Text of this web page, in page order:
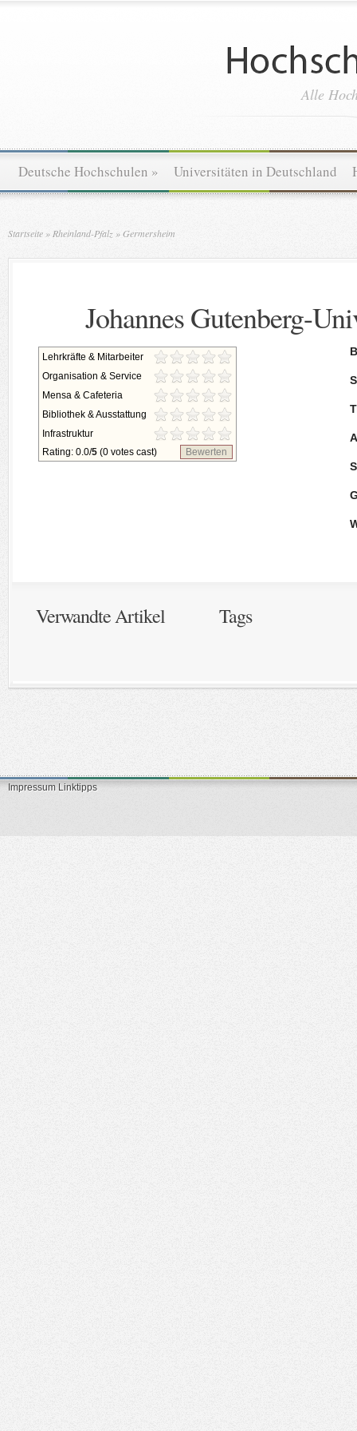
Alle
Deutsche Hochschulen » Universitäten in Deutschland
Startseite » Rheinland-Pfalz »Germersheim
Johannes Gutenberg-
Lehrkräfte & Mitarbeiter
Organisation & Service
Mensa & Cafeteria
Bibliothek & Ausstattung
Infrastruktur
Rating: 0.0/5 (0 votes cast) Bewerten
Verwandte Artikel Tags
Impressum Linktipps